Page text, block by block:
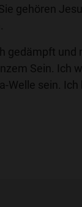
gehören
gedämpft und
Sein. Ich
Welle sein. Ich